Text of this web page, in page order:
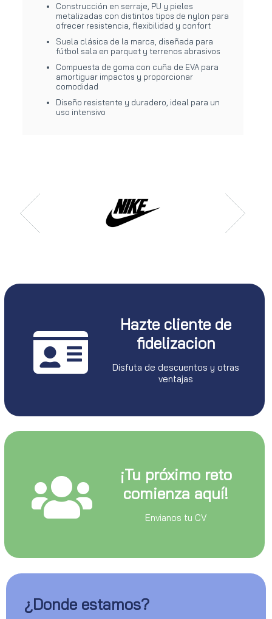
Construcción en serraje, PU y pieles
metalizadas con distintos tipos de nylon para
ofrecer resistencia, flexibilidad y confort
Suela clásica de la marca, diseñada para
fútbol sala en parquet y terrenos abrasivos
Compuesta de goma con cuña de EVA para
amortiguar impactos y proporcionar
comodidad
Diseño resistente y duradero, ideal para un
uso intensivo
Hazte cliente de
fidelizacion
Disfuta de descuentos y otras
ventajas
¡Tu próximo reto
comienza aquí!
Envianos tu CV
¿Donde estamos?